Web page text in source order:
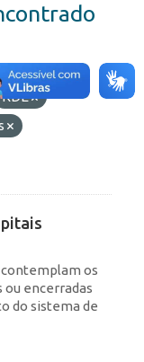
RDE
os
ou encerradas
do sistema de